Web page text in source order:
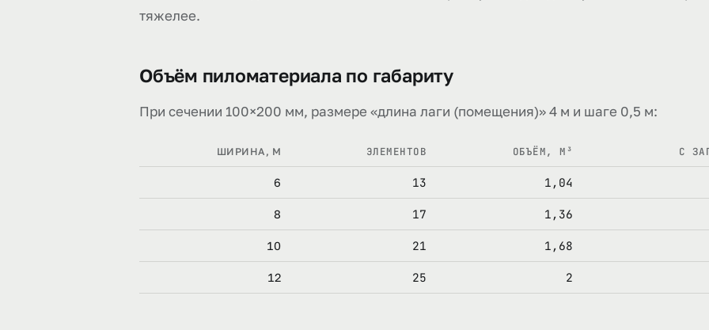
тяжелее.
Объём пиломатериала по габариту
При сечении 100×200 мм, размере «длина лаги (помещения)» 4 м и шаге 0,5 м:
ШИРИНА, М ЭЛЕМЕНТОВ ОБЪЁМ, М³ С
6 13 1,04
8 17 1,36
10 21 1,68
12 25 2